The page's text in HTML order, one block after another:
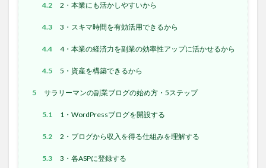
4.2 2・本業にも活かしやすいから
4.3 3・スキマ時間を有効活用できるから
4.4 4・本業の経済力を副業の効率性アップに活かせるから
4.5 5・資産を構築できるから
5 サラリーマンの副業ブログの始め方・5ステップ
5.1 1・WordPressブログを開設する
5.2 2・ブログから収入を得る仕組みを理解する
5.3 3・各ASPに登録する